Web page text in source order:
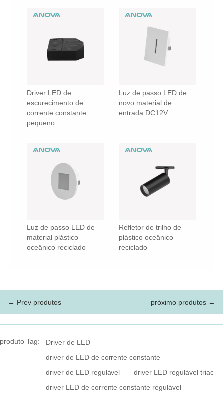
Driver LED de
escurecimento de
corrente constante
pequeno
Luz de passo LED de
novo material de
entrada DC12V
Luz de passo LED de
material plástico
oceânico reciclado
Refletor de trilho de
plástico oceânico
reciclado
← Prev produtos próximo produtos →
produto Tag:
Driver de LED
driver de LED de corrente constante
driver de LED regulável
driver LED regulável triac
driver LED de corrente constante regulável